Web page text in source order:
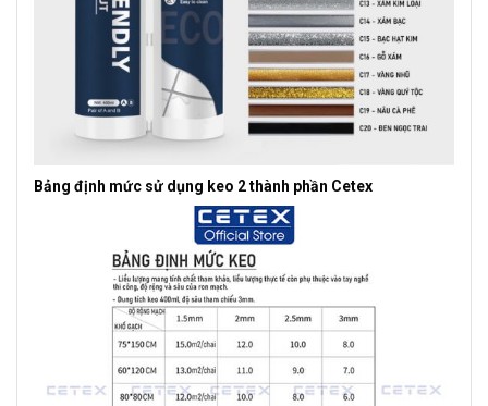
Bảng định mức sử dụng keo 2 thành phần Cetex